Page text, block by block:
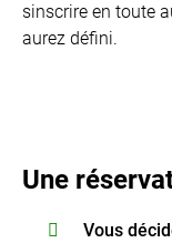
sinscrire en toute
aurez défini.
Une
Vous